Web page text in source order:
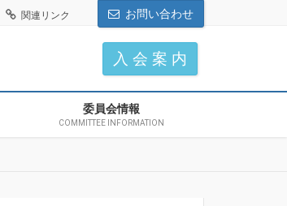
関連リンク お問い合わせ
入 会 案 内
委員会情報
COMMITTEE INFORMATION